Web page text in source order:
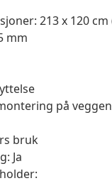
213 x 120 cm
mm
på
bruk
Ja